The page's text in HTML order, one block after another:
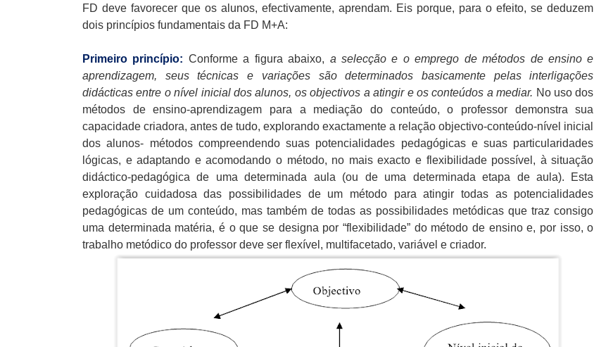
FD deve favorecer que os alunos, efectivamente, aprendam. Eis porque, para o efeito, se deduzem
dois princípios fundamentais da FD M+A:
Primeiro princípio: Conforme a figura abaixo, a selecção e o emprego de métodos de ensino e
aprendizagem, seus técnicas e variações são determinados basicamente pelas interligações
didácticas entre o nível inicial dos alunos, os objectivos a atingir e os conteúdos a mediar. No uso dos
métodos de ensino-aprendizagem para a mediação do conteúdo, o professor demonstra sua
capacidade criadora, antes de tudo, explorando exactamente a relação objectivo-conteúdo-nível inicial
dos alunos- métodos compreendendo suas potencialidades pedagógicas e suas particularidades
lógicas, e adaptando e acomodando o método, no mais exacto e flexibilidade possível, à situação
didáctico-pedagógica de uma determinada aula (ou de uma determinada etapa de aula). Esta
exploração cuidadosa das possibilidades de um método para atingir todas as potencialidades
pedagógicas de um conteúdo, mas também de todas as possibilidades metódicas que traz consigo
uma determinada matéria, é o que se designa por “flexibilidade” do método de ensino e, por isso, o
trabalho metódico do professor deve ser flexível, multifacetado, variável e criador.